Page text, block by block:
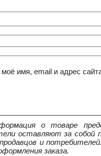
имя, email и адрес
о товаре
оставляют за собой
и
заказа.